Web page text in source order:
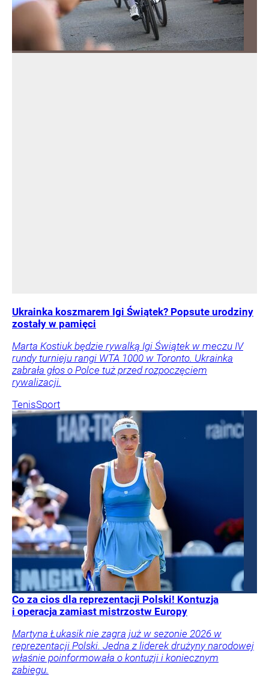
Ukrainka koszmarem Igi Świątek? Popsute urodziny
zostały w pamięci
Marta Kostiuk będzie rywalką Igi Świątek w meczu IV
rundy turnieju rangi WTA 1000 w Toronto. Ukrainka
zabrała głos o Polce tuż przed rozpoczęciem
rywalizacji.
TenisSport
Co za cios dla reprezentacji Polski! Kontuzja
i operacja zamiast mistrzostw Europy
Martyna Łukasik nie zagra już w sezonie 2026 w
reprezentacji Polski. Jedna z liderek drużyny narodowej
właśnie poinformowała o kontuzji i koniecznym
zabiegu.